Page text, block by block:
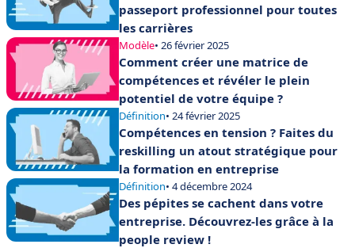
passeport professionnel pour toutes
les carrières
Modèle• 26 février 2025
Comment créer une matrice de
compétences et révéler le plein
potentiel de votre équipe ?
Définition• 24 février 2025
Compétences en tension ? Faites du
reskilling un atout stratégique pour
la formation en entreprise
Définition• 4 décembre 2024
Des pépites se cachent dans votre
entreprise. Découvrez-les grâce à la
people review !